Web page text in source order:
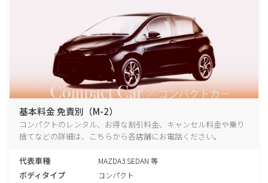
基本料金 免責別（M-2）
コンパクトのレンタル、お得な割引料金、キャンセル料金や乗り
捨てなどの詳細は、こちらから各店舗にお電話ください。
代表車種 MAZDA3 SEDAN 等
ボディタイプ コンパクト